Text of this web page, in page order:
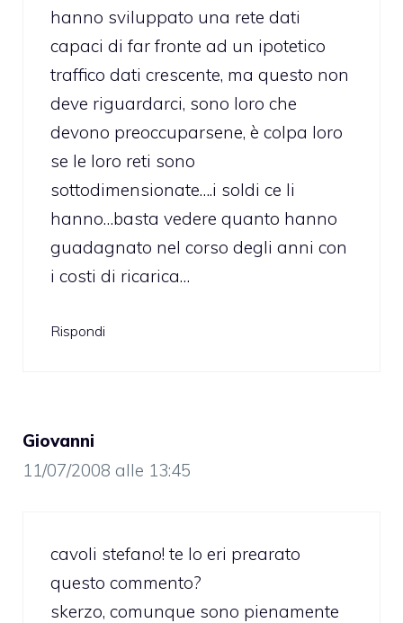
hanno sviluppato una rete dati
capaci di far fronte ad un ipotetico
traffico dati crescente, ma questo non
deve riguardarci, sono loro che
devono preoccuparsene, è colpa loro
se le loro reti sono
sottodimensionate….i soldi ce li
hanno…basta vedere quanto hanno
guadagnato nel corso degli anni con
i costi di ricarica…
Rispondi
Giovanni
11/07/2008 alle 13:45
cavoli stefano! te lo eri prearato
questo commento?
skerzo, comunque sono pienamente